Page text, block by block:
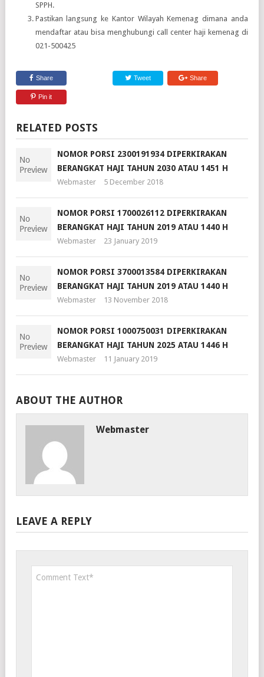
SPPH.
Pastikan langsung ke Kantor Wilayah Kemenag dimana anda
mendaftar atau bisa menghubungi call center haji kemenag di
021-500425
Share Tweet Share
Pin it
RELATED POSTS
NOMOR PORSI 2300191934 DIPERKIRAKAN
BERANGKAT HAJI TAHUN 2030 ATAU 1451 H
Webmaster 5 December 2018
NOMOR PORSI 1700026112 DIPERKIRAKAN
BERANGKAT HAJI TAHUN 2019 ATAU 1440 H
Webmaster 23 January 2019
NOMOR PORSI 3700013584 DIPERKIRAKAN
BERANGKAT HAJI TAHUN 2019 ATAU 1440 H
Webmaster 13 November 2018
NOMOR PORSI 1000750031 DIPERKIRAKAN
BERANGKAT HAJI TAHUN 2025 ATAU 1446 H
Webmaster 11 January 2019
ABOUT THE AUTHOR
Webmaster
LEAVE A REPLY